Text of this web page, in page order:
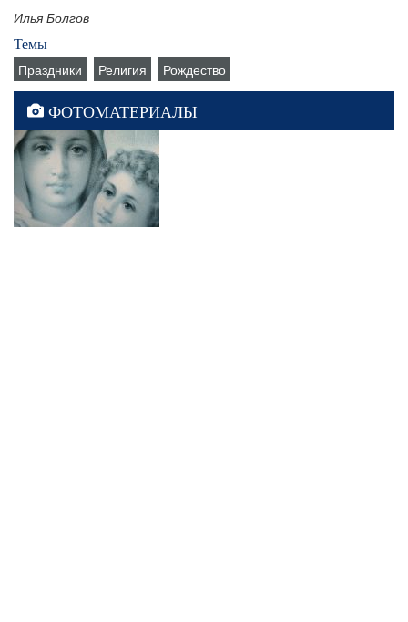
Илья Болгов
Темы
Праздники Религия Рождество
ФОТОМАТЕРИАЛЫ